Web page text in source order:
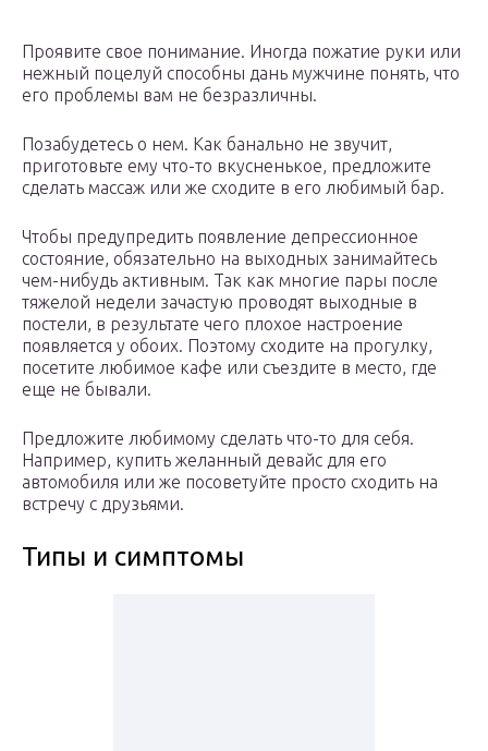
Проявите свое понимание. Иногда пожатие руки или
нежный поцелуй способны дань мужчине понять, что
его проблемы вам не безразличны.
Позабудетесь о нем. Как банально не звучит,
приготовьте ему что-то вкусненькое, предложите
сделать массаж или же сходите в его любимый бар.
Чтобы предупредить появление депрессионное
состояние, обязательно на выходных занимайтесь
чем-нибудь активным. Так как многие пары после
тяжелой недели зачастую проводят выходные в
постели, в результате чего плохое настроение
появляется у обоих. Поэтому сходите на прогулку,
посетите любимое кафе или съездите в место, где
еще не бывали.
Предложите любимому сделать что-то для себя.
Например, купить желанный девайс для его
автомобиля или же посоветуйте просто сходить на
встречу с друзьями.
Типы и симптомы